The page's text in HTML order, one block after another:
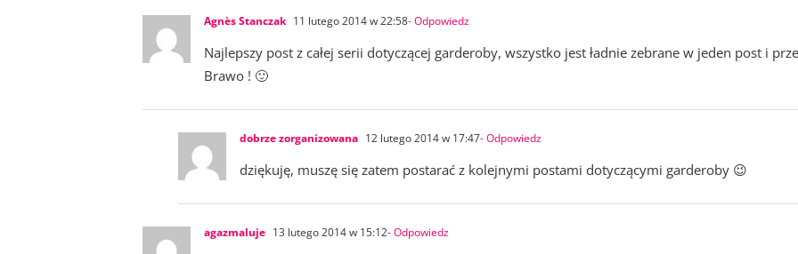
Agnès Stanczak 11 lutego 2014 w 22:58- Odpowiedz
Najlepszy post z całej serii dotyczącej garderoby, wszystko jest ładnie zebrane w jeden post i
Brawo ! 🙂
dobrze zorganizowana 12 lutego 2014 w 17:47- Odpowiedz
dziękuję, muszę się zatem postarać z kolejnymi postami dotyczącymi garderoby 😉
agazmaluje 13 lutego 2014 w 15:12- Odpowiedz